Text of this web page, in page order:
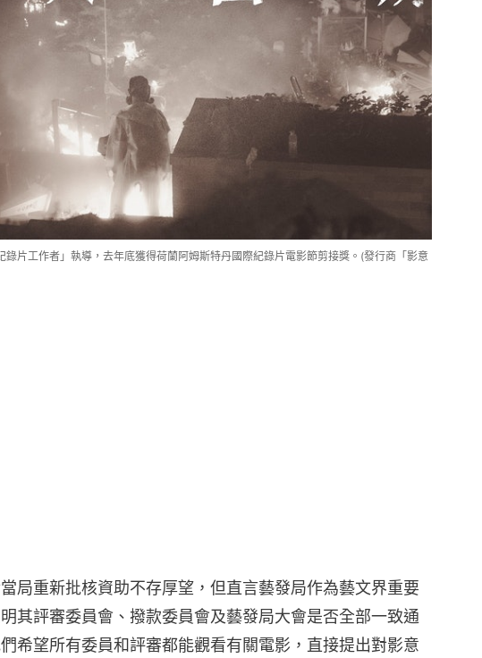
錄片工作者」執導，去年底獲得荷蘭阿姆斯特丹國際紀錄片電影節剪接獎。(發行商「影意
局重新批核資助不存厚望，但直言藝發局作為藝文界重要
其評審委員會、撥款委員會及藝發局大會是否全部一致通
希望所有委員和評審都能觀看有關電影，直接提出對影意